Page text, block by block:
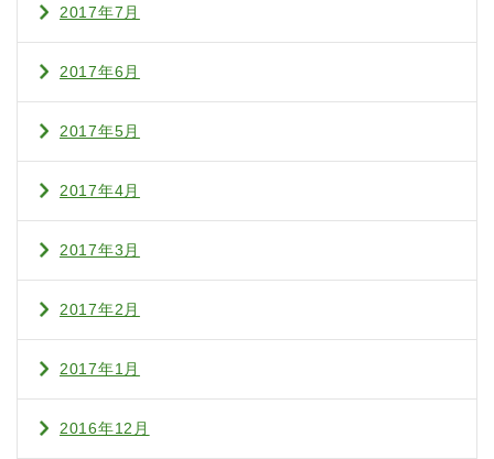
2017年7月
2017年6月
2017年5月
2017年4月
2017年3月
2017年2月
2017年1月
2016年12月